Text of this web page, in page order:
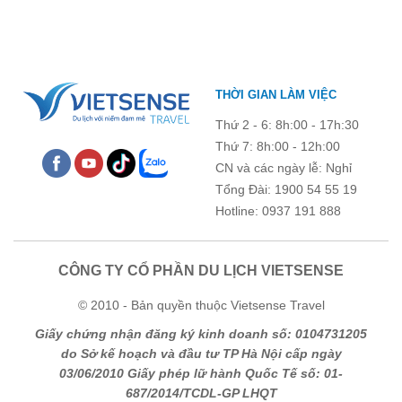
Chú ý: Trường mang dấu (* ) là bắt buộc. Vui lòng không để
trống !
THỜI GIAN LÀM VIỆC
Thứ 2 - 6: 8h:00 - 17h:30
Thứ 7: 8h:00 - 12h:00
CN và các ngày lễ: Nghỉ
Tổng Đài: 1900 54 55 19
Hotline: 0937 191 888
CÔNG TY CỔ PHẦN DU LỊCH VIETSENSE
© 2010 - Bản quyền thuộc Vietsense Travel
Giấy chứng nhận đăng ký kinh doanh số: 0104731205
do Sở kế hoạch và đầu tư TP Hà Nội cấp ngày
03/06/2010 Giấy phép lữ hành Quốc Tế số: 01-
687/2014/TCDL-GP LHQT